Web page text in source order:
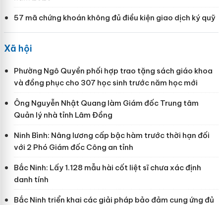
57 mã chứng khoán không đủ điều kiện giao dịch ký quỹ
Xã hội
Phường Ngô Quyền phối hợp trao tặng sách giáo khoa
và đồng phục cho 307 học sinh trước năm học mới
Ông Nguyễn Nhật Quang làm Giám đốc Trung tâm
Quản lý nhà tỉnh Lâm Đồng
Ninh Bình: Nâng lương cấp bậc hàm trước thời hạn đối
với 2 Phó Giám đốc Công an tỉnh
Bắc Ninh: Lấy 1.128 mẫu hài cốt liệt sĩ chưa xác định
danh tính
Bắc Ninh triển khai các giải pháp bảo đảm cung ứng đủ